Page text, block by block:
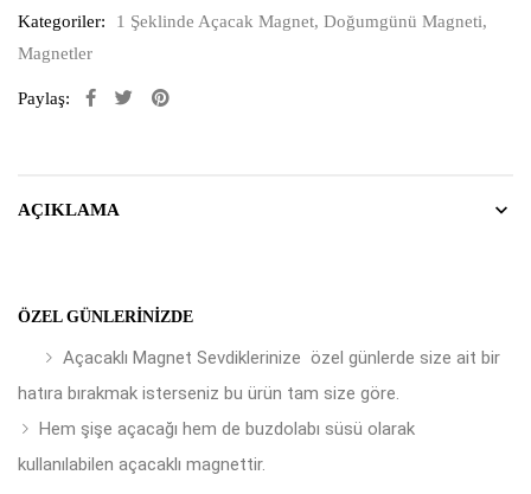
Kategoriler: 1 Şeklinde Açacak Magnet, Doğumgünü Magneti,
Magnetler
Paylaş:
AÇIKLAMA
ÖZEL GÜNLERINIZDE
Açacaklı Magnet Sevdiklerinize özel günlerde size ait bir
hatıra bırakmak isterseniz bu ürün tam size göre.
Hem şişe açacağı hem de buzdolabı süsü olarak
kullanılabilen açacaklı magnettir.